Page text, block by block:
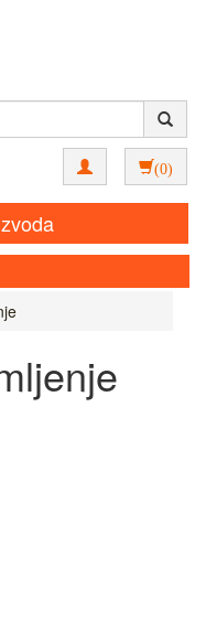
(0)